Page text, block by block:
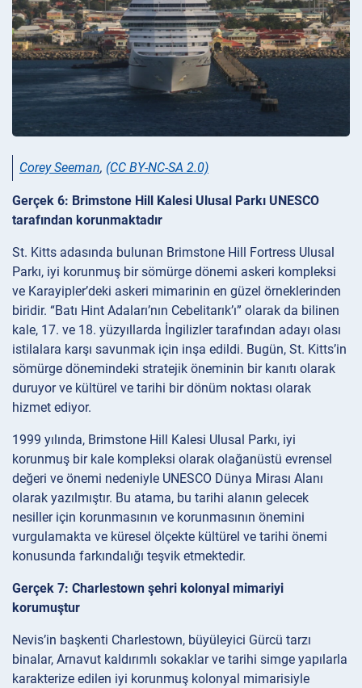
Corey Seeman, (CC BY-NC-SA 2.0)
Gerçek 6: Brimstone Hill Kalesi Ulusal Parkı UNESCO
tarafından korunmaktadır
St. Kitts adasında bulunan Brimstone Hill Fortress Ulusal
Parkı, iyi korunmuş bir sömürge dönemi askeri kompleksi
ve Karayipler’deki askeri mimarinin en güzel örneklerinden
biridir. “Batı Hint Adaları’nın Cebelitarık’ı” olarak da bilinen
kale, 17. ve 18. yüzyıllarda İngilizler tarafından adayı olası
istilalara karşı savunmak için inşa edildi. Bugün, St. Kitts’in
sömürge dönemindeki stratejik öneminin bir kanıtı olarak
duruyor ve kültürel ve tarihi bir dönüm noktası olarak
hizmet ediyor.
1999 yılında, Brimstone Hill Kalesi Ulusal Parkı, iyi
korunmuş bir kale kompleksi olarak olağanüstü evrensel
değeri ve önemi nedeniyle UNESCO Dünya Mirası Alanı
olarak yazılmıştır. Bu atama, bu tarihi alanın gelecek
nesiller için korunmasının ve korunmasının önemini
vurgulamakta ve küresel ölçekte kültürel ve tarihi önemi
konusunda farkındalığı teşvik etmektedir.
Gerçek 7: Charlestown şehri kolonyal mimariyi
korumuştur
Nevis’in başkenti Charlestown, büyüleyici Gürcü tarzı
binalar, Arnavut kaldırımlı sokaklar ve tarihi simge yapılarla
karakterize edilen iyi korunmuş kolonyal mimarisiyle